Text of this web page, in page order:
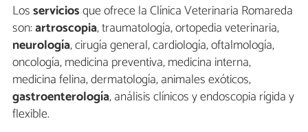
Losserviciosque ofrece la Clínica Veterinaria Romareda
son:artroscopia, traumatología, ortopedia veterinaria,
neurología, cirugía general, cardiología, oftalmología,
oncología, medicina preventiva, medicina interna,
medicina felina, dermatología, animales exóticos,
gastroenterología, análisis clínicos y endoscopia rígida y
flexible.